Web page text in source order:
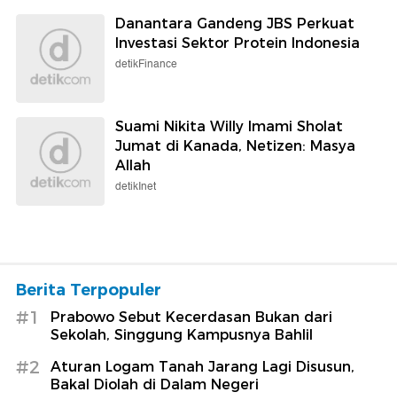
Danantara Gandeng JBS Perkuat
Investasi Sektor Protein Indonesia
detikFinance
Suami Nikita Willy Imami Sholat
Jumat di Kanada, Netizen: Masya
Allah
detikInet
Berita Terpopuler
#1
Prabowo Sebut Kecerdasan Bukan dari
Sekolah, Singgung Kampusnya Bahlil
#2
Aturan Logam Tanah Jarang Lagi Disusun,
Bakal Diolah di Dalam Negeri